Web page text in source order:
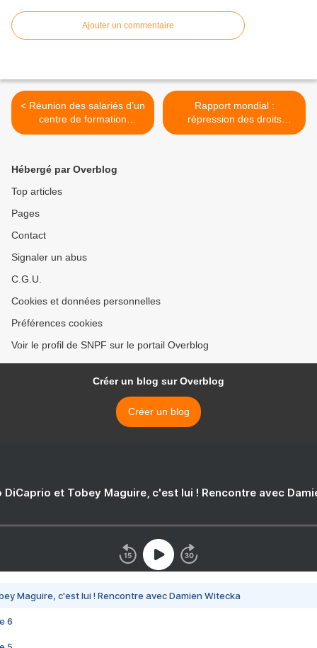
Ajouter un commentaire
< Réunion des salariés d’un
centre de formation
linguistique de la Seine St
Rapport mondial :
répression des droits
syndicaux et des libertés
Hébergé par Overblog
Top articles
Pages
Contact
Signaler un abus
C.G.U.
Cookies et données personnelles
Préférences cookies
Voir le profil de SNPF sur le portail Overblog
Créer un blog sur Overblog
Créer un blog
DiCaprio et Tobey Maguire, c'est lui ! Rencontre avec
Maguire, c'est lui ! Rencontre avec Damien Witecka
6